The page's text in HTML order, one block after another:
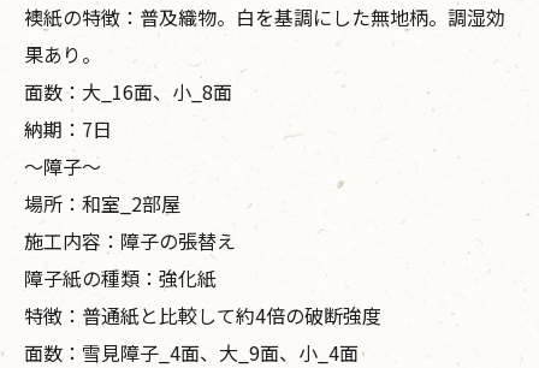
襖紙の特徴：普及織物。白を基調にした無地柄。調湿効
果あり。
面数：大_16面、小_8面
納期：7日
〜障子〜
場所：和室_2部屋
施工内容：障子の張替え
障子紙の種類：強化紙
特徴：普通紙と比較して約4倍の破断強度
面数：雪見障子_4面、大_9面、小_4面